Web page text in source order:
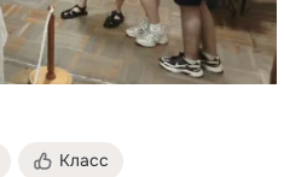
Класс